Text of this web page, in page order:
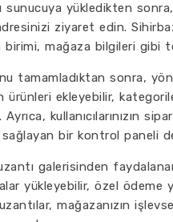
sunucuya yükledikten
ziyaret edin.
birimi, mağaza bilgileri gibi
tamamladıktan sonra,
ürünleri ekleyebilir,
Ayrıca, kullanıcılarınızın
bir kontrol paneli
galerisinden
yükleyebilir, özel
mağazanızın